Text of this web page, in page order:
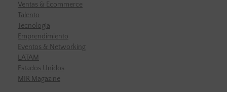
Ventas & Ecommerce
Talento
Tecnología
Emprendimiento
Eventos & Networking
LATAM
Estados Unidos
MIR Magazine